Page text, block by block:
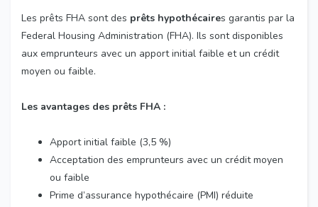
Les prêts FHA sont des prêts hypothécaires garantis par la
Federal Housing Administration (FHA). Ils sont disponibles
aux emprunteurs avec un apport initial faible et un crédit
moyen ou faible.
Les avantages des prêts FHA :
Apport initial faible (3,5 %)
Acceptation des emprunteurs avec un crédit moyen
ou faible
Prime d’assurance hypothécaire (PMI) réduite